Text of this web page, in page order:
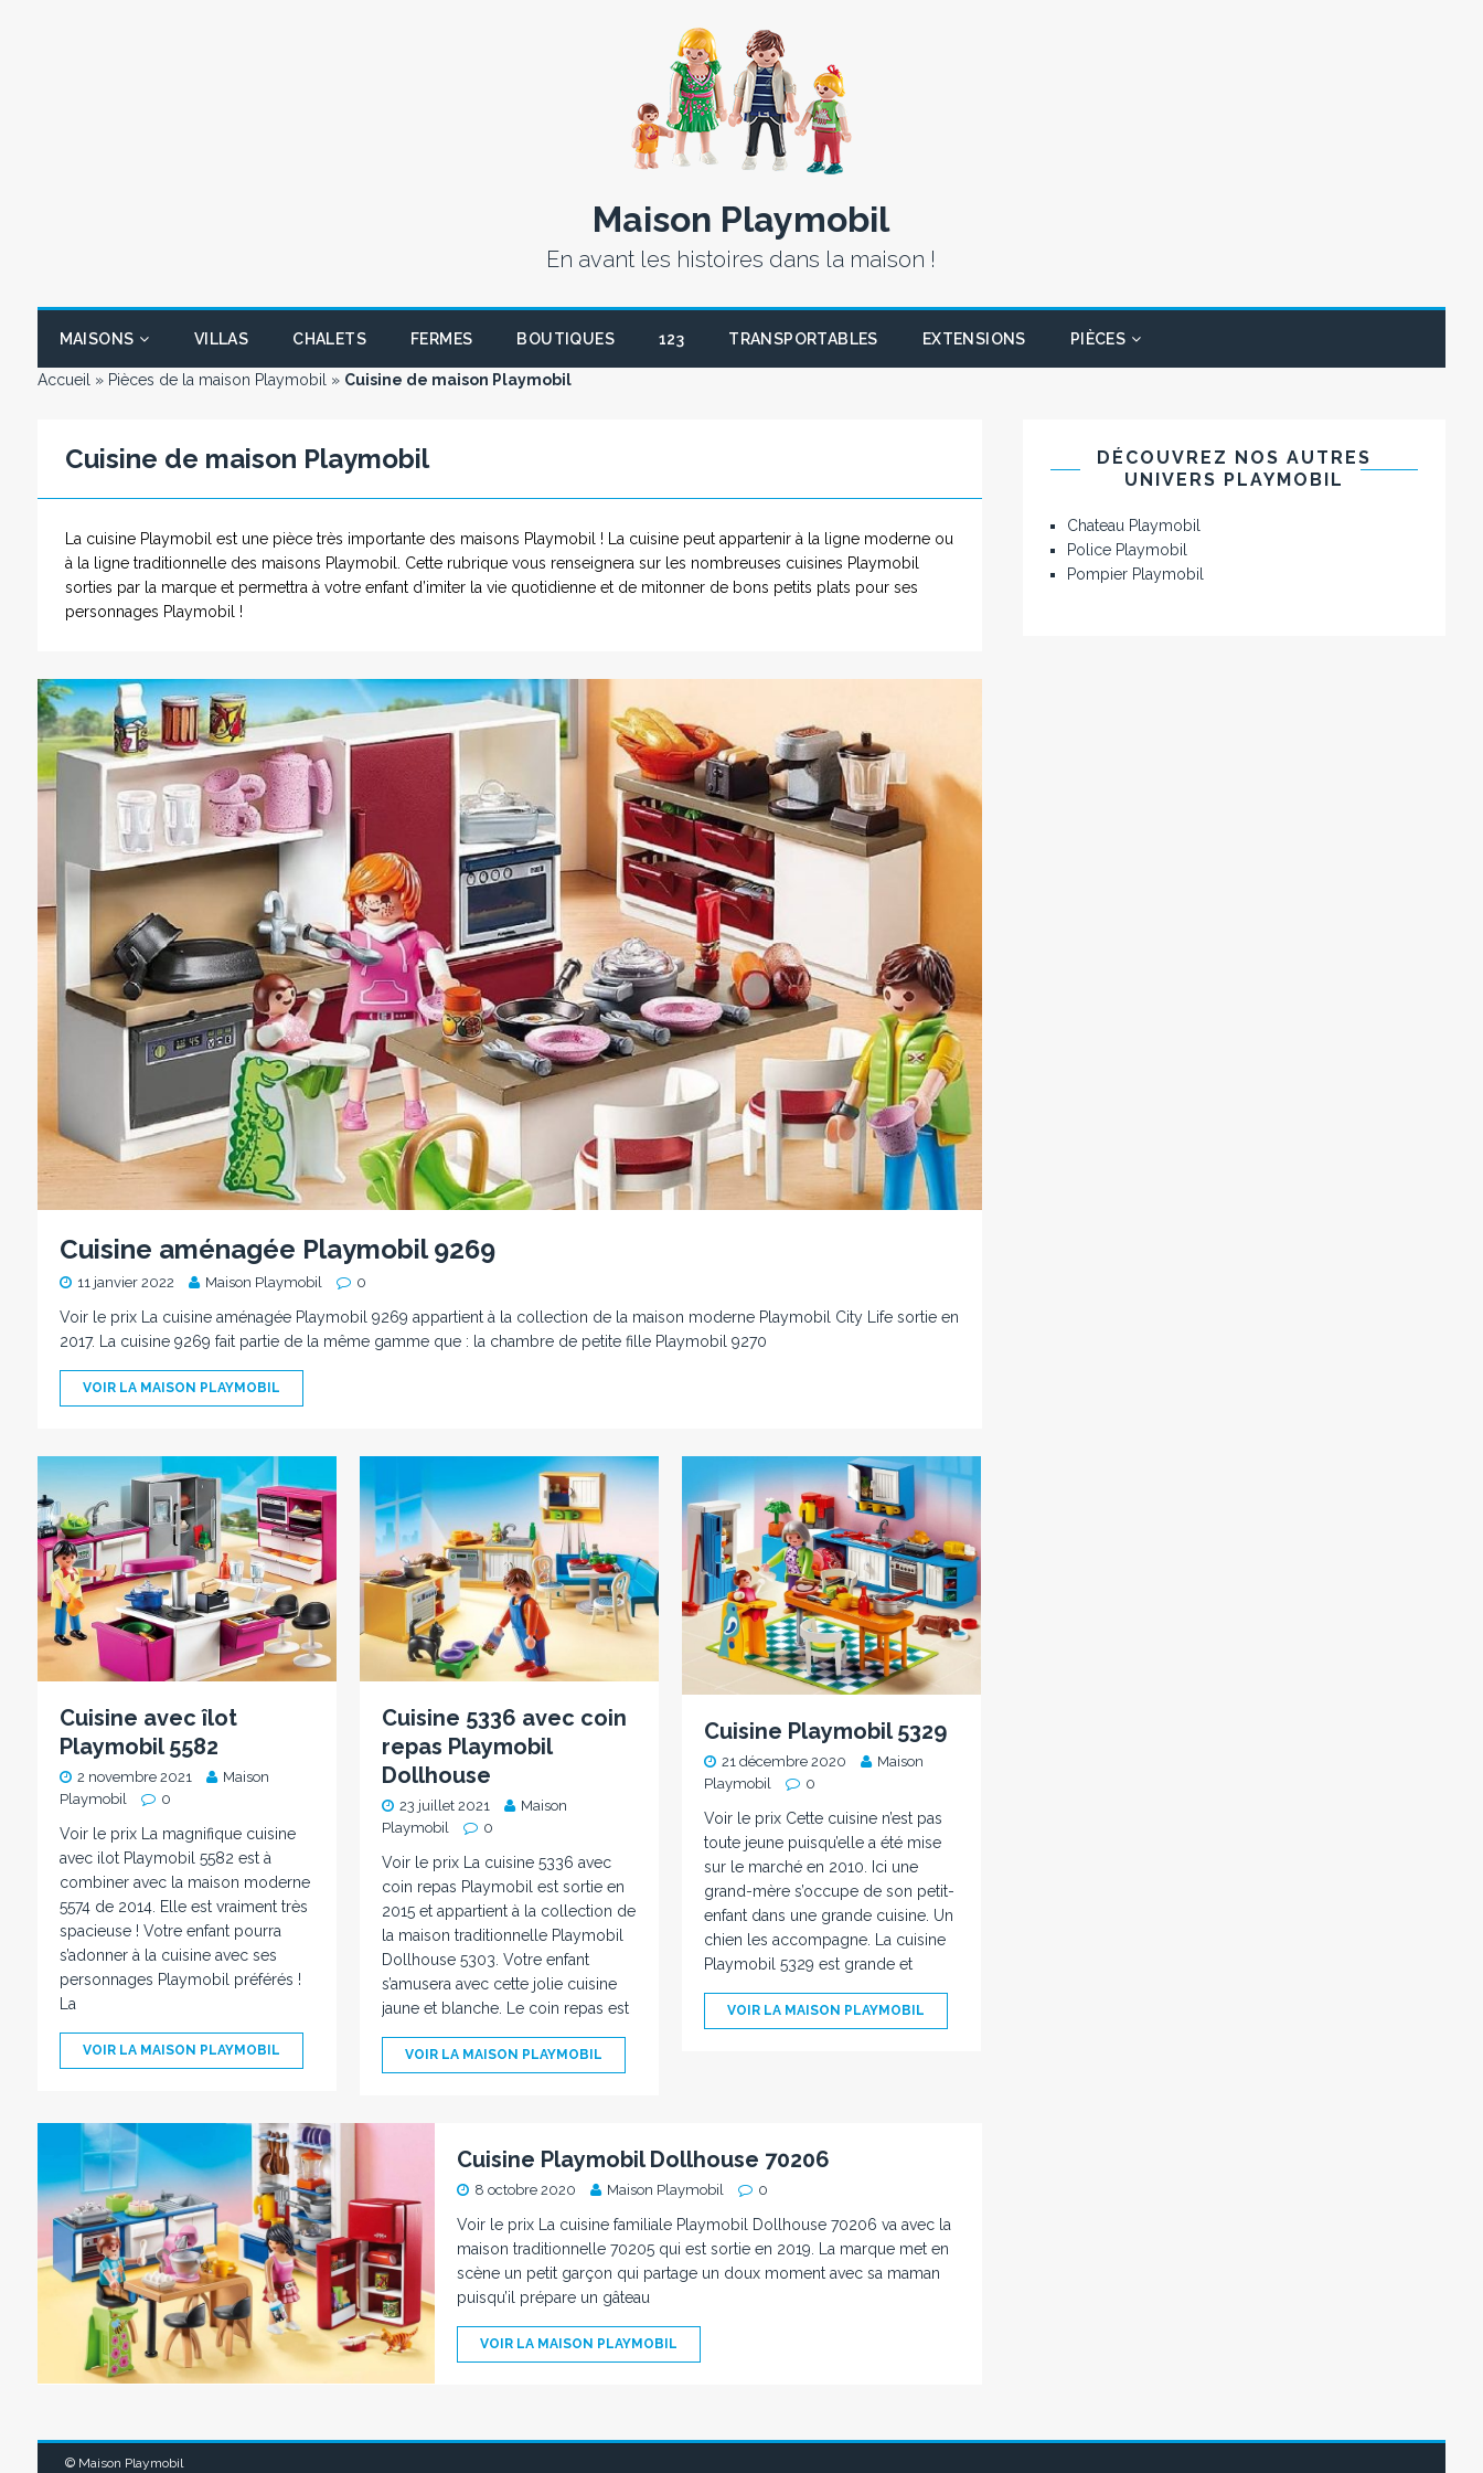
Maison Playmobil
En avant les histoires dans la maison !
MAISONS VILLAS CHALETS FERMES BOUTIQUES 123 TRANSPORTABLES EXTENSIONS PIÈCES
Accueil » Pièces de la maison Playmobil » Cuisine de maison Playmobil
Cuisine de maison Playmobil
La cuisine Playmobil est une pièce très importante des maisons Playmobil ! La cuisine peut appartenir à la ligne moderne ou
à la ligne traditionnelle des maisons Playmobil. Cette rubrique vous renseignera sur les nombreuses cuisines Playmobil
sorties par la marque et permettra à votre enfant d’imiter la vie quotidienne et de mitonner de bons petits plats pour ses
personnages Playmobil !
Cuisine aménagée Playmobil 9269
11 janvier 2022 Maison Playmobil 0
Voir le prix La cuisine aménagée Playmobil 9269 appartient à la collection de la maison moderne Playmobil City Life sortie en
2017. La cuisine 9269 fait partie de la même gamme que : la chambre de petite fille Playmobil 9270
VOIR LA MAISON PLAYMOBIL
Cuisine avec îlot
Playmobil 5582
2 novembre 2021
Maison
Playmobil
0
Voir le prix La magnifique cuisine
avec ilot Playmobil 5582 est à
combiner avec la maison moderne
5574 de 2014. Elle est vraiment très
spacieuse ! Votre enfant pourra
s’adonner à la cuisine avec ses
personnages Playmobil préférés !
La
VOIR LA MAISON PLAYMOBIL
Cuisine 5336 avec coin
repas Playmobil
Dollhouse
23 juillet 2021
Maison
Playmobil
0
Voir le prix La cuisine 5336 avec
coin repas Playmobil est sortie en
2015 et appartient à la collection de
la maison traditionnelle Playmobil
Dollhouse 5303. Votre enfant
s’amusera avec cette jolie cuisine
jaune et blanche. Le coin repas est
VOIR LA MAISON PLAYMOBIL
Cuisine Playmobil 5329
21 décembre 2020
Maison
Playmobil
0
Voir le prix Cette cuisine n’est pas
toute jeune puisqu’elle a été mise
sur le marché en 2010. Ici une
grand-mère s’occupe de son petit-
enfant dans une grande cuisine. Un
chien les accompagne. La cuisine
Playmobil 5329 est grande et
VOIR LA MAISON PLAYMOBIL
Cuisine Playmobil Dollhouse 70206
8 octobre 2020 Maison Playmobil 0
Voir le prix La cuisine familiale Playmobil Dollhouse 70206 va avec la
maison traditionnelle 70205 qui est sortie en 2019. La marque met en
scène un petit garçon qui partage un doux moment avec sa maman
puisqu’il prépare un gâteau
VOIR LA MAISON PLAYMOBIL
DÉCOUVREZ NOS AUTRES
UNIVERS PLAYMOBIL
Chateau Playmobil
Police Playmobil
Pompier Playmobil
© Maison Playmobil